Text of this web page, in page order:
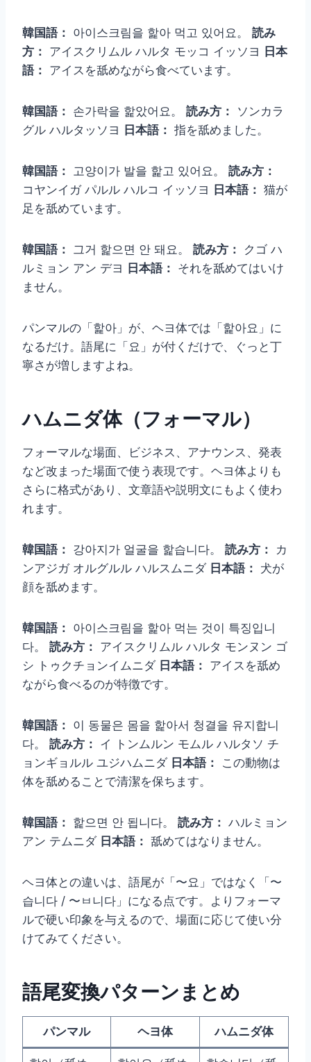
韓国語： 아이스크림을 핥아 먹고 있어요。 読み
方： アイスクリムル ハルタ モッコ イッソヨ 日本
語： アイスを舐めながら食べています。
韓国語： 손가락을 핥았어요。 読み方：
ソンカラ
グル ハルタッソヨ 日本語： 指を舐めました。
韓国語： 고양이가 발을 핥고 있어요。 読み方：
コヤンイガ パルル ハルコ イッソヨ 日本語： 猫が
足を舐めています。
韓国語： 그거 핥으면 안 돼요。 読み方：
クゴ ハ
ルミョン アン デヨ 日本語： それを舐めてはいけ
ません。
パンマルの「핥아」が、ヘヨ体では「핥아요」に
なるだけ。語尾に「요」が付くだけで、ぐっと丁
寧さが増しますよね。
ハムニダ体（フォーマル）
フォーマルな場面、ビジネス、アナウンス、発表
など改まった場面で使う表現です。ヘヨ体よりも
さらに格式があり、文章語や説明文にもよく使わ
れます。
韓国語： 강아지가 얼굴을 핥습니다。 読み方：
カ
ンアジガ オルグルル ハルスムニダ 日本語： 犬が
顔を舐めます。
韓国語： 아이스크림을 핥아 먹는 것이 특징입니
다。 読み方： アイスクリムル ハルタ モンヌン ゴ
シ トゥクチョンイムニダ 日本語： アイスを舐め
ながら食べるのが特徴です。
韓国語： 이 동물은 몸을 핥아서 청결을 유지합니
다。 読み方： イ トンムルン モムル ハルタソ チ
ョンギョルル ユジハムニダ 日本語：
この動物は
体を舐めることで清潔を保ちます。
韓国語： 핥으면 안 됩니다。 読み方： ハルミョン
アン テムニダ 日本語： 舐めてはなりません。
ヘヨ体との違いは、語尾が「〜요」ではなく「〜
습니다 / 〜ㅂ니다」になる点です。よりフォーマ
ルで硬い印象を与えるので、場面に応じて使い分
けてみてください。
語尾変換パターンまとめ
パンマル ヘヨ体 ハムニダ体